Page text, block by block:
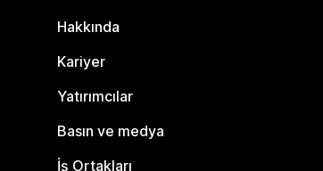
Hakkında
Kariyer
Yatırımcılar
Basın ve medya
İş Ortakları